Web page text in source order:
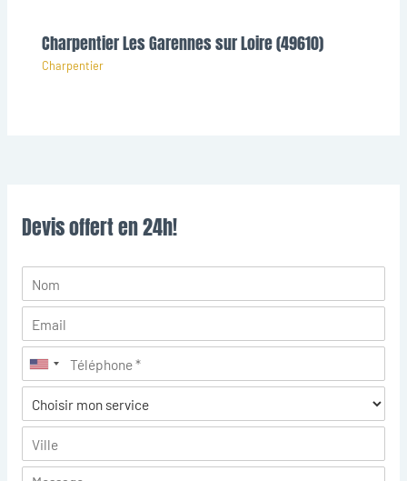
Charpentier Les Garennes sur Loire (49610)
Charpentier
Devis offert en 24h!